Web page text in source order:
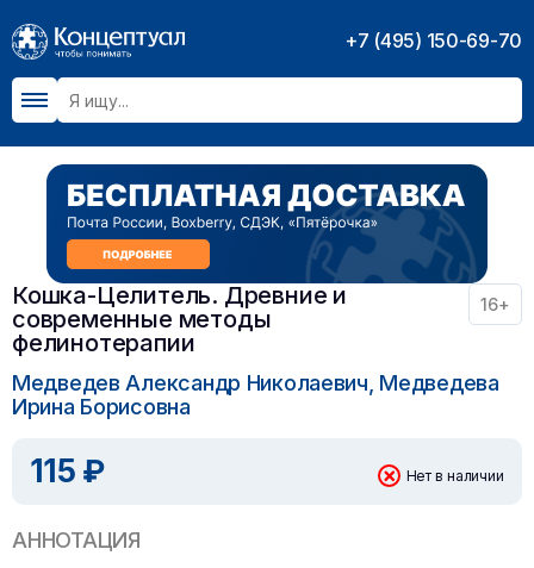
+7 (495) 150-69-70
Кошка-Целитель. Древние и
современные методы
фелинотерапии
16+
Медведев Александр Николаевич, Медведева
Ирина Борисовна
115 ₽ Нет в наличии
АННОТАЦИЯ